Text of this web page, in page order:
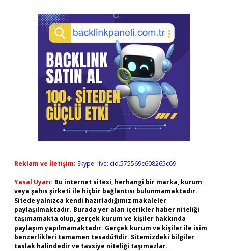
Reklam ve İletişim: Skype: live:.cid.575569c608265c69
Yasal Uyarı: Bu internet sitesi, herhangi bir marka, kurum
veya şahıs şirketi ile hiçbir bağlantısı bulunmamaktadır.
Sitede yalnızca kendi hazırladığımız makaleler
paylaşılmaktadır. Burada yer alan içerikler haber niteliği
taşımamakta olup, gerçek kurum ve kişiler hakkında
paylaşım yapılmamaktadır. Gerçek kurum ve kişiler ile isim
benzerlikleri tamamen tesadüfidir. Sitemizdeki bilgiler
taslak halindedir ve tavsiye niteliği taşımazlar.